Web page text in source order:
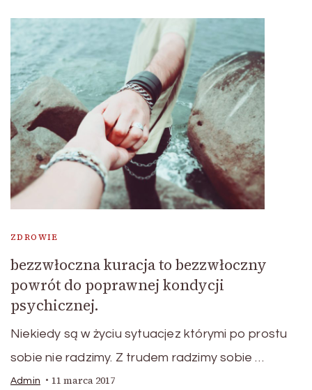
ZDROWIE
bezzwłoczna kuracja to bezzwłoczny
powrót do poprawnej kondycji
psychicznej.
Niekiedy są w życiu sytuacjez którymi po prostu
sobie nie radzimy. Z trudem radzimy sobie …
Admin 11 marca 2017